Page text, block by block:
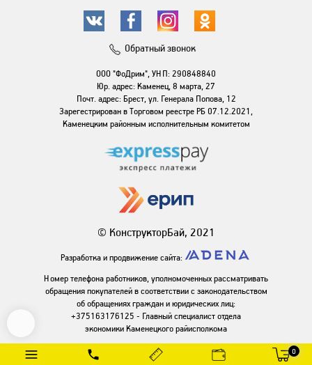
0
Обратный звонок
ООО "ФоДрим", УНП: 290848840
Юр. адрес: Каменец, 8 марта, 27
Почт. адрес: Брест, ул. Генерала Попова, 12
Зарегестрирован в Торговом реестре РБ 07.12.2021,
Каменецким районным исполнительным комитетом
© КонструкторБай, 2021
Разработка и продвижение сайта:
Номер телефона работников, уполномоченных рассматривать
обращения покупателей в соответствии с законодательством
об обращениях граждан и юридических лиц:
+375163176125 - Главный специалист отдела
экономики Каменецкого райисполкома